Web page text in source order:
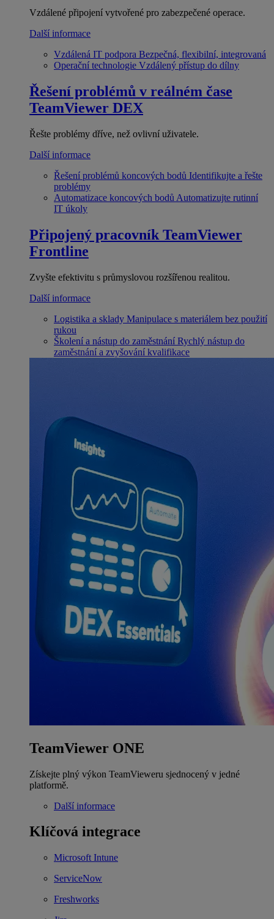
Vzdálené připojení vytvořené pro zabezpečené operace.
Další informace
Vzdálená IT podpora Bezpečná, flexibilní, integrovaná
Operační technologie Vzdálený přístup do dílny
Řešení problémů v reálném čase
TeamViewer DEX
Řešte problémy dříve, než ovlivní uživatele.
Další informace
Řešení problémů koncových bodů Identifikujte a řešte
problémy
Automatizace koncových bodů Automatizujte rutinní
IT úkoly
Připojený pracovník TeamViewer
Frontline
Zvyšte efektivitu s průmyslovou rozšířenou realitou.
Další informace
Logistika a sklady Manipulace s materiálem bez použití
rukou
Školení a nástup do zaměstnání Rychlý nástup do
zaměstnání a zvyšování kvalifikace
TeamViewer ONE
Získejte plný výkon TeamVieweru sjednocený v jedné
platformě.
Další informace
Klíčová integrace
Microsoft Intune
ServiceNow
Freshworks